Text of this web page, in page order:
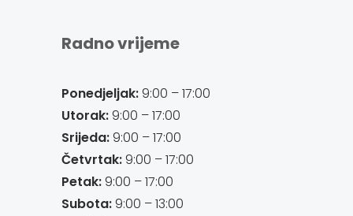
Radno vrijeme
Ponedjeljak:9:00 – 17:00
Utorak:9:00 – 17:00
Srijeda:9:00 – 17:00
Četvrtak:9:00 – 17:00
Petak:9:00 – 17:00
Subota:9:00 – 13:00